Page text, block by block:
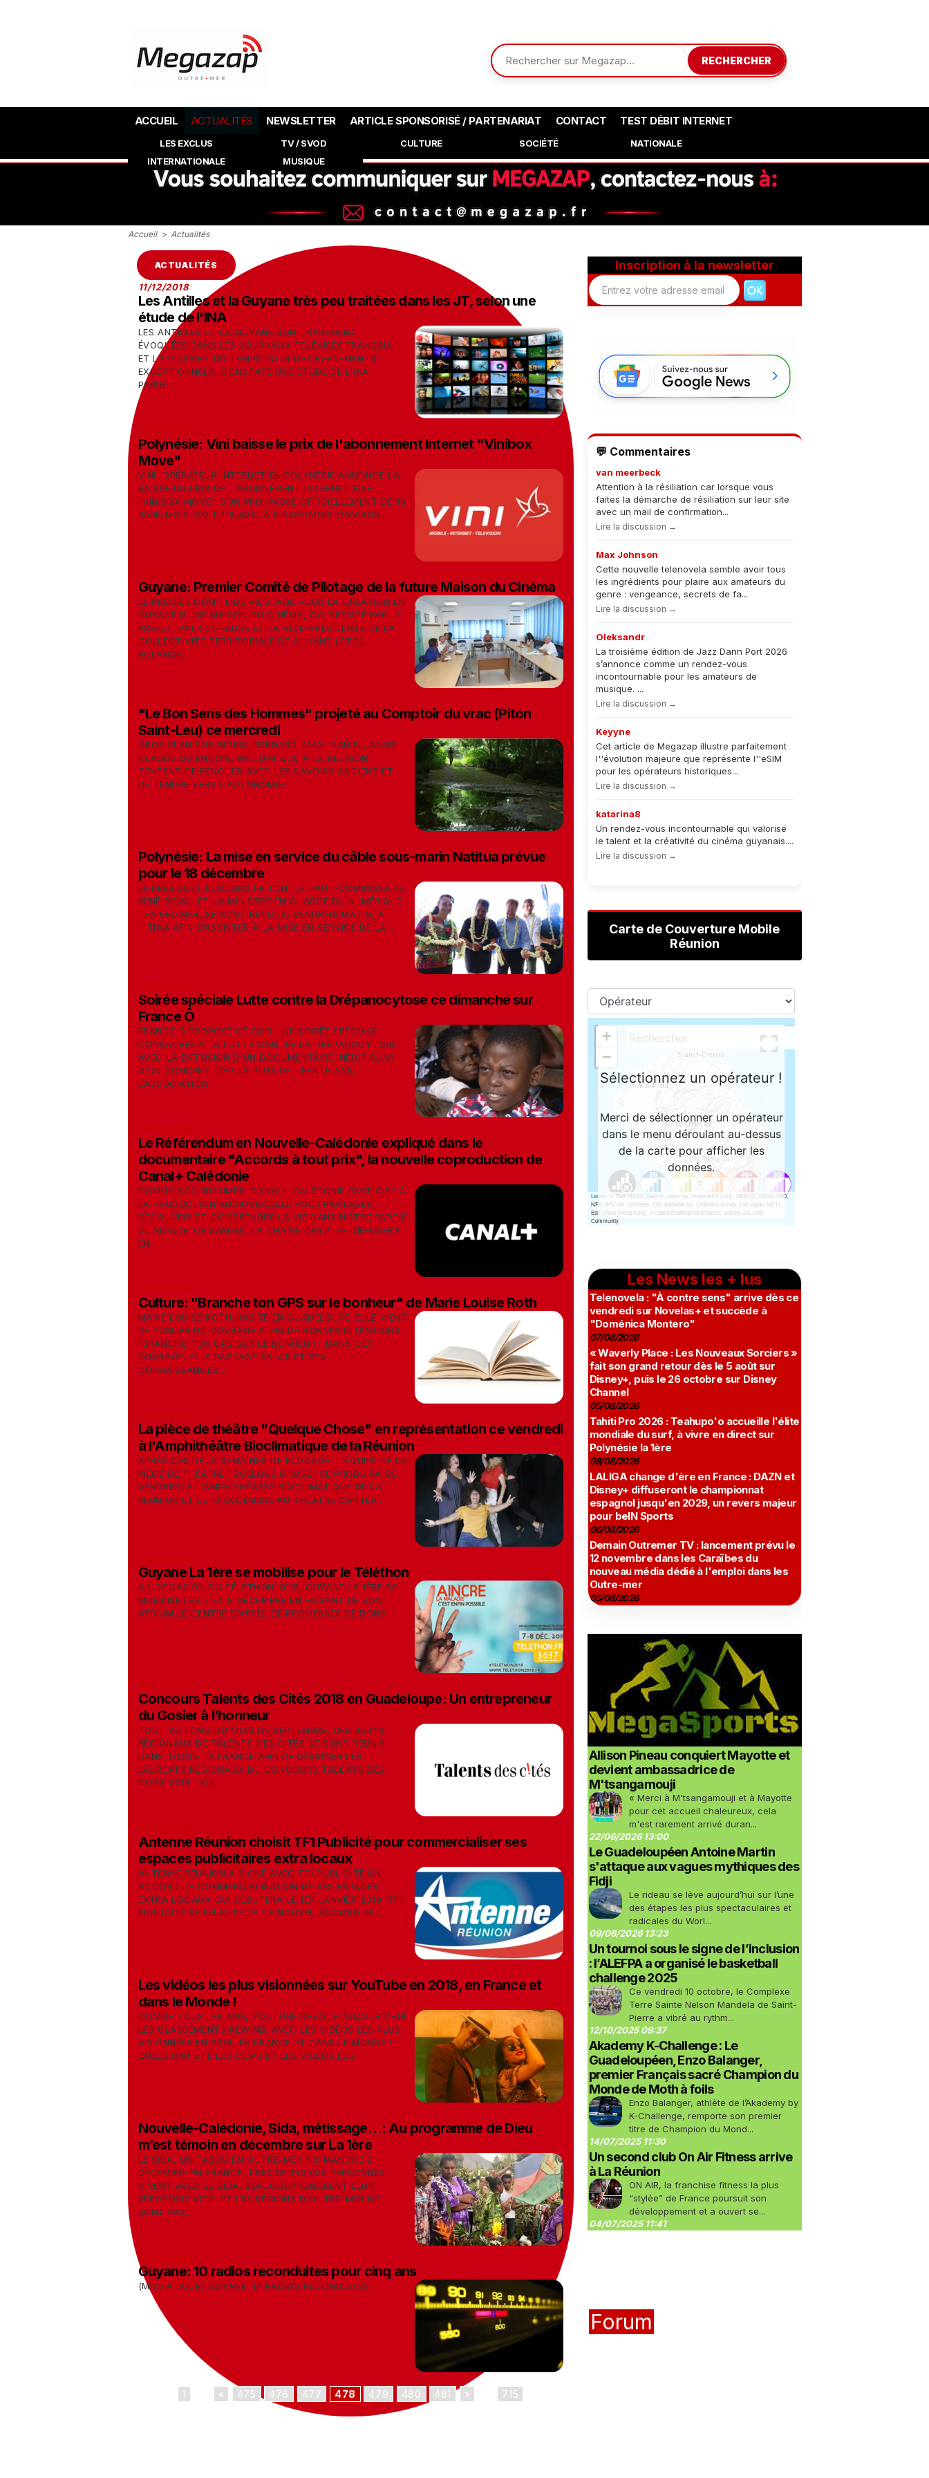
RECHERCHER
ACCUEIL ACTUALITÉS
LES EXCLUS TV / SVOD CULTURE SOCIÉTÉ
NATIONALE
INTERNATIONALE
MUSIQUE
NEWSLETTER ARTICLE SPONSORISÉ / PARTENARIAT CONTACT TEST DÉBIT INTERNET
Accueil > Actualités
ACTUALITÉS
11/12/2018
Les Antilles et la Guyane très peu traitées dans les JT, selon une
étude de l'INA
LES ANTILLES ET LA GUYANE SONT RAREMENT
ÉVOQUÉES DANS LES JOURNAUX TÉLÉVISÉS FRANÇAIS,
ET LA PLUPART DU TEMPS POUR DES ÉVÉNEMENTS
EXCEPTIONNELS, CONSTATE UNE ÉTUDE DE L'INA
PARUE...
Polynésie: Vini baisse le prix de l'abonnement Internet "Vinibox
Move"
VINI, OPÉRATEUR INTERNET EN POLYNÉSIE ANNONCE LA
BAISSE DU PRIX DE L'ABONNEMENT INTERNET FIXE
"VINIBOX MOVE". SON PRIX PASSE OFFICIELLEMENT DE 13
900F/MOIS (SOIT 116,40€) À 9 900F/MOIS (ENVIRON...
Guyane: Premier Comité de Pilotage de la future Maison du Cinéma
LE PREMIER COMITÉ DE PILOTAGE POUR LA CRÉATION EN
GUYANE D’UNE MAISON DU CINÉMA, CO-PRÉSIDÉ PAR LE
PRÉFET, PATRICE FAURE ET LA VICE-PRÉSIDENTE DE LA
COLLECTIVITÉ TERRITORIALE DE GUYANE (CTG),
ROLANDE...
"Le Bon Sens des Hommes" projeté au Comptoir du vrac (Piton
Saint-Leu) ce mercredi
GROS PLAN SUR INGRID, BERNARD, MAX, DANIEL, ANNIE-
CLAUDE OU ENCORE WILLIAM QUI, À LA RÉUNION,
TENTENT DE RENOUER AVEC LES SAVOIRS ANCIENS ET
DE TENDRE VERS L'AUTONOMIE.
Polynésie: La mise en service du câble sous-marin Natitua prévue
pour le 18 décembre
LE PRÉSIDENT EDOUARD FRITCH, LE HAUT-COMMISSAIRE
RENÉ BIDAL, ET LA MINISTRE EN CHARGE DU NUMÉRIQUE,
TEA FROGIER, SE SONT RENDUS, VENDREDI MATIN, À
HITIAA AFIN D’ASSISTER À LA MISE EN SERVICE DE LA...
Soirée spéciale Lutte contre la Drépanocytose ce dimanche sur
France Ô
FRANCE Ô PROPOSE CE SOIR UNE SOIRÉE SPÉCIALE
CONSACRÉE À LA LUTTE CONTRE LA DRÉPANOCYTOSE
AVEC LA DIFFUSION D'UN DOCUMENTAIRE INÉDIT SUIVI
D'UN CONCERT. DEPUIS PLUS DE TRENTE ANS,
L’ASSOCIATION...
Le Référendum en Nouvelle-Calédonie expliqué dans le
documentaire "Accords à tout prix", la nouvelle coproduction de
Canal+ Calédonie
COMME ACCOUTUMÉE, CANAL+ CALÉDONIE PARTICIPE À
LA PRODUCTION AUDIOVISUELLE POUR PARTAGER,
DÉCOUVRIR ET COMPRENDRE LA VIE DANS NOTRE PARTIE
DU MONDE. CE SAMEDI, LA CHAÎNE CRYPTÉE DIFFUSERA
EN...
Culture: "Branche ton GPS sur le bonheur" de Marie Louise Roth
MARIE LOUISE ROTH HABITE EN GUADELOUPE. ELLE VIENT
DE PUBLIER UN OUVRAGE PLEIN DE BONNES INTENTIONS:
"BRANCHE TON GPS SUR LE BONHEUR". DANS CET
OUVRAGE, ELLE PARTAGE SA VIE ET SES
CONNAISSANCES...
La pièce de théâtre "Quelque Chose" en représentation ce vendredi
à l'Amphithéâtre Bioclimatique de la Réunion
APRÈS CES DEUX SEMAINES DE BLOCAGE, L'ÉQUIPE DE LA
PIÈCE DE THÉÂTRE "QUELQUE CHOSE" SE PRODUIRA CE
VENDREDI À L'AMPHITHÉÂTRE BIOCLIMATIQUE DE LA
RÉUNION ET LE 10 DÉCEMBRE AU THÉÂTRE CANTER....
Guyane La 1ère se mobilise pour le Téléthon
A L’OCCASION DU TÉLÉTHON 2018, GUYANE LA 1ÈRE SE
MOBILISE LES 7 ET 8 DÉCEMBRE EN FAISANT DE SON
ATRIUM LE CENTRE D’APPEL DE PROMESSES DE DONS
Concours Talents des Cités 2018 en Guadeloupe: Un entrepreneur
du Gosier à l’honneur
TOUT AU LONG DU MOIS DE SEPTEMBRE, DES JURYS
RÉGIONAUX DE TALENTS DES CITÉS SE SONT RÉUNIS
DANS TOUTE LA FRANCE AFIN DE DÉSIGNER LES
LAURÉATS RÉGIONAUX DU CONCOURS TALENTS DES
CITÉS 2018. AU...
Antenne Réunion choisit TF1 Publicité pour commercialiser ses
espaces publicitaires extra locaux
ANTENNE RÉUNION A SIGNÉ AVEC TF1 PUBLICITÉ UN
ACCORD DE COMMERCIALISATION DE SES ESPACES
EXTRA LOCAUX QUI DÉBUTERA LE 1ER JANVIER 2019. TF1
PUBLICITÉ SE FÉLICITE DE CE NOUVEL ACCORD DE...
Les vidéos les plus visionnées sur YouTube en 2018, en France et
dans le Monde !
COMME TOUS LES ANS, YOUTUBE DÉVOILE AUJOURD'HUI
LES CLASSEMENTS REWIND, AVEC LES VIDÉOS LES PLUS
VISIONNÉES EN 2018, EN FRANCE ET DANS LE MONDE !
QUELS ONT ÉTÉ LES CLIPS ET LES VIDÉOS LES...
Nouvelle-Calédonie, Sida, métissage…: Au programme de Dieu
m’est témoin en décembre sur La 1ère
LE SIDA, UN TABOU EN OUTRE-MER ? DIMANCHE 2
DÉCEMBRE EN FRANCE, PRÈS DE 150 000 PERSONNES
VIVENT AVEC LE SIDA. BEAUCOUP IGNORENT LEUR
SÉROPOSITIVITÉ, ET LES RÉGIONS D'OUTRE-MER NE
SONT PAS...
05/12/2018
Guyane: 10 radios reconduites pour cinq ans
(MISE À JOUR) GUYANE: 17 RADIOS RECONDUITES !
1 « 475 476 477 478 479 480 481 » 715
Inscription à la newsletter
💬 Commentaires
van meerbeck
Attention à la résiliation car lorsque vous
faites la démarche de résiliation sur leur site
avec un mail de confirmation...
Lire la discussion →
Max Johnson
Cette nouvelle telenovela semble avoir tous
les ingrédients pour plaire aux amateurs du
genre : vengeance, secrets de fa...
Lire la discussion →
Oleksandr
La troisième édition de Jazz Dann Port 2026
s’annonce comme un rendez-vous
incontournable pour les amateurs de
musique. ...
Lire la discussion →
Keyyne
Cet article de Megazap illustre parfaitement
l''évolution majeure que représente l''eSIM
pour les opérateurs historiques...
Lire la discussion →
katarina8
Un rendez-vous incontournable qui valorise
le talent et la créativité du cinéma guyanais....
Lire la discussion →
Carte de Couverture Mobile
Réunion
Les News les + lus
Telenovela : "À contre sens" arrive dès ce
vendredi sur Novelas+ et succède à
"Doménica Montero"
07/08/2026
« Waverly Place : Les Nouveaux Sorciers »
fait son grand retour dès le 5 août sur
Disney+, puis le 26 octobre sur Disney
Channel
05/08/2026
Tahiti Pro 2026 : Teahupo'o accueille l'élite
mondiale du surf, à vivre en direct sur
Polynésie la 1ère
08/08/2026
LALIGA change d'ère en France : DAZN et
Disney+ diffuseront le championnat
espagnol jusqu'en 2029, un revers majeur
pour beIN Sports
06/08/2026
Demain Outremer TV : lancement prévu le
12 novembre dans les Caraïbes du
nouveau média dédié à l'emploi dans les
Outre-mer
05/08/2026
Allison Pineau conquiert Mayotte et
devient ambassadrice de
M'tsangamouji
« Merci à M'tsangamouji et à Mayotte
pour cet accueil chaleureux, cela
m'est rarement arrivé duran...
22/06/2026 13:00
Le Guadeloupéen Antoine Martin
s'attaque aux vagues mythiques des
Fidji
Le rideau se lève aujourd’hui sur l’une
des étapes les plus spectaculaires et
radicales du Worl...
09/06/2026 13:23
Un tournoi sous le signe de l’inclusion
: l’ALEFPA a organisé le basketball
challenge 2025
Ce vendredi 10 octobre, le Complexe
Terre Sainte Nelson Mandela de Saint-
Pierre a vibré au rythm...
12/10/2025 09:37
Akademy K-Challenge : Le
Guadeloupéen, Enzo Balanger,
premier Français sacré Champion du
Monde de Moth à foils
Enzo Balanger, athlète de l’Akademy by
K-Challenge, remporte son premier
titre de Champion du Mond...
14/07/2025 11:30
Un second club On Air Fitness arrive
à La Réunion
ON AIR, la franchise fitness la plus
“stylée” de France poursuit son
développement et a ouvert se...
04/07/2025 11:41
Forum